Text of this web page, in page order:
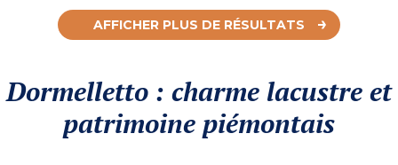
AFFICHER PLUS DE RÉSULTATS
Dormelletto : charme lacustre et
patrimoine piémontais